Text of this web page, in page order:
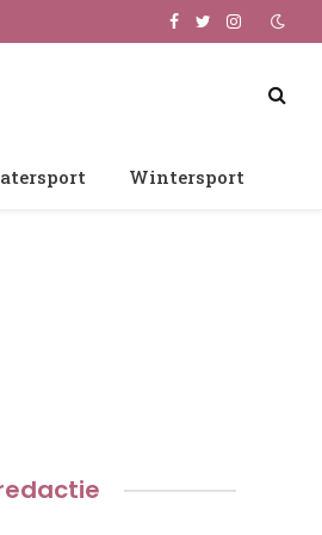
Facebook
TwitterInstagram
Wintersport